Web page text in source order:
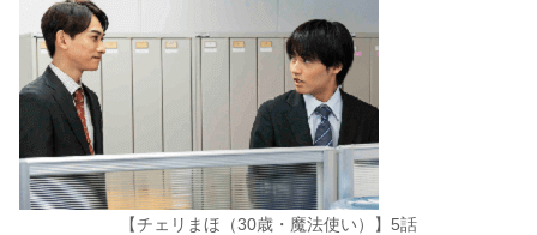
【チェリまほ（30歳・魔法使い）】5話